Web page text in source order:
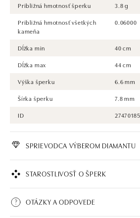
Približná hmotnosť šperku
3.8 g
Približná hmotnosť všetkých
kameňa
0.06000
Dĺžka min
40 cm
Dĺžka max
44 cm
Výška šperku
6.6 mm
Šírka šperku
7.8 mm
ID
SPRIEVODCA VÝBEROM DIAMANTU
STAROSTLIVOSŤ O ŠPERK
OTÁZKY A ODPOVEDE